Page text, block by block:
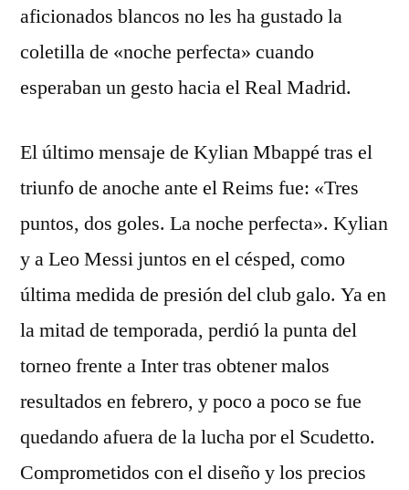
aficionados blancos no les ha gustado la
coletilla de «noche perfecta» cuando
esperaban un gesto hacia el Real Madrid.
El último mensaje de Kylian Mbappé tras el
triunfo de anoche ante el Reims fue: «Tres
puntos, dos goles. La noche perfecta». Kylian
y a Leo Messi juntos en el césped, como
última medida de presión del club galo. Ya en
la mitad de temporada, perdió la punta del
torneo frente a Inter tras obtener malos
resultados en febrero, y poco a poco se fue
quedando afuera de la lucha por el Scudetto.
Comprometidos con el diseño y los precios